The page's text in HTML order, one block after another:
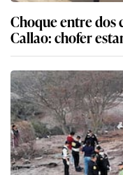
Choque entre dos
Callao: chofer